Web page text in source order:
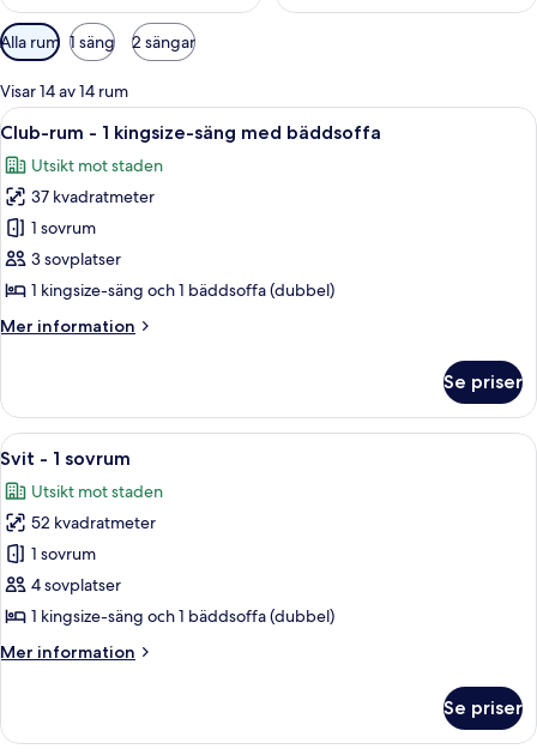
Tillgängliga
filter
för
rum
Alla rum 1 säng 2 sängar
Visar 14 av 14 rum
Öppna
alla
foton
för
Club-
rum
-
kingsize-
bäddsoffa
Ett hotellrum med en säng, ett
14
Club-rum - 1 kingsize-säng med bäddsoffa
Utsikt mot staden
37 kvadratmeter
1 sovrum
3 sovplatser
1 kingsize-säng och 1 bäddsoffa (dubbel)
Mer information
Mer
rum
1
säng
med
bäddsoffa
Se priser
Öppna
alla
foton
för
Svit
-
1
Ett hotellrum med en soffa, en fåtölj
11
Svit - 1 sovrum
Utsikt mot staden
52 kvadratmeter
1 sovrum
4 sovplatser
1 kingsize-säng och 1 bäddsoffa (dubbel)
Mer information
Mer
-
Se priser